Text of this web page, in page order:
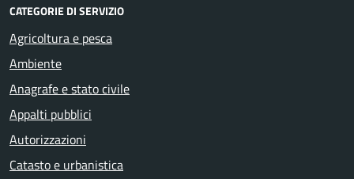
CATEGORIE DI SERVIZIO
Agricoltura e pesca
Ambiente
Anagrafe e stato civile
Appalti pubblici
Autorizzazioni
Catasto e urbanistica